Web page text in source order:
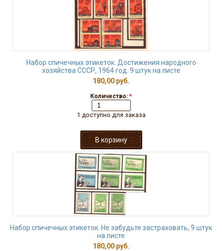
Набор спичечных этикеток. Достижения народного
хозяйства СССР, 1964 год. 9 штук на листе
180,00 руб.
Количество: *
1 доступно для заказа
Набор спичечных этикеток. Не забудьте застраховать, 9 штук
на листе
180,00 руб.